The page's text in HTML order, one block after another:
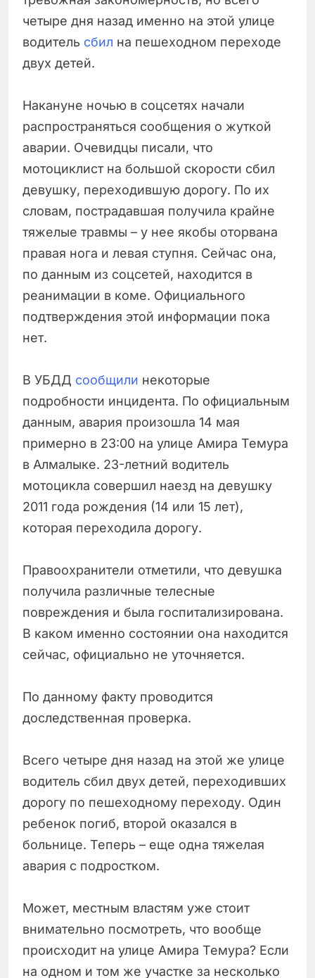
четыре дня назад именно на этой улице
водитель сбил на пешеходном переходе
двух детей.
Накануне ночью в соцсетях начали
распространяться сообщения о жуткой
аварии. Очевидцы писали, что
мотоциклист на большой скорости сбил
девушку, переходившую дорогу. По их
словам, пострадавшая получила крайне
тяжелые травмы – у нее якобы оторвана
правая нога и левая ступня. Сейчас она,
по данным из соцсетей, находится в
реанимации в коме. Официального
подтверждения этой информации пока
нет.
В УБДД сообщили некоторые
подробности инцидента. По официальным
данным, авария произошла 14 мая
примерно в 23:00 на улице Амира Темура
в Алмалыке. 23-летний водитель
мотоцикла совершил наезд на девушку
2011 года рождения (14 или 15 лет),
которая переходила дорогу.
Правоохранители отметили, что девушка
получила различные телесные
повреждения и была госпитализирована.
В каком именно состоянии она находится
сейчас, официально не уточняется.
По данному факту проводится
доследственная проверка.
Всего четыре дня назад на этой же улице
водитель сбил двух детей, переходивших
дорогу по пешеходному переходу. Один
ребенок погиб, второй оказался в
больнице. Теперь – еще одна тяжелая
авария с подростком.
Может, местным властям уже стоит
внимательно посмотреть, что вообще
происходит на улице Амира Темура? Если
на одном и том же участке за несколько